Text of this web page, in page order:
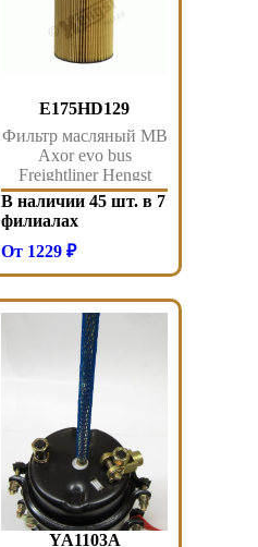
E175HD129
Фильтр масляный MB
Axor evo bus
Freightliner Hengst
В наличии 45 шт. в 7
филиалах
От 1229 ₽
YA1103A